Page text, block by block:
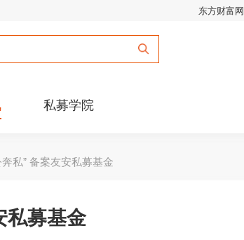
东方财富网
私募学院
私” 备案友安私募基金
私募基金